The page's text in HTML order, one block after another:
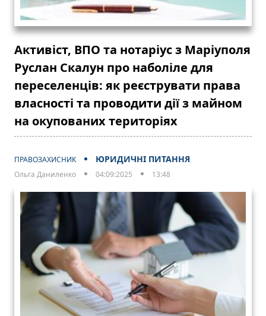
Активіст, ВПО та нотаріус з Маріуполя
Руслан Скалун про наболіле для
переселенців: як реєструвати права
власності та проводити дії з майном
на окупованих територіях
ПРАВОЗАХИСНИК ЮРИДИЧНІ ПИТАННЯ
Ольга Даниленко 04:09:2025 13:48